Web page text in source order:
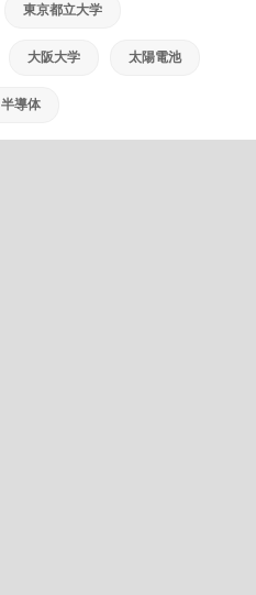
東京都立大学
大阪大学 太陽電池
半導体